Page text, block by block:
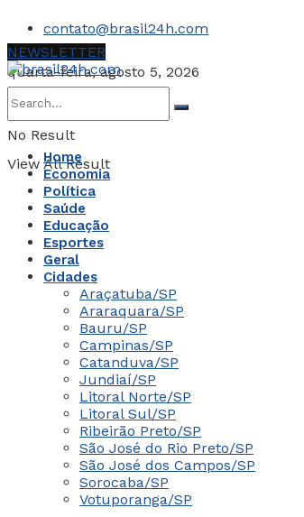
contato@brasil24h.com
quarta-feira, agosto 5, 2026
No Result
View All Result
NEWSLETTER
Home
Economia
Política
Saúde
Educação
Esportes
Geral
Cidades
Araçatuba/SP
Araraquara/SP
Bauru/SP
Campinas/SP
Catanduva/SP
Jundiaí/SP
Litoral Norte/SP
Litoral Sul/SP
Ribeirão Preto/SP
São José do Rio Preto/SP
São José dos Campos/SP
Sorocaba/SP
Votuporanga/SP